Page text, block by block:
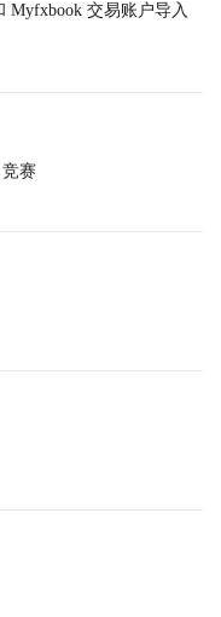
Myfxbook 交易账户导入
竞赛